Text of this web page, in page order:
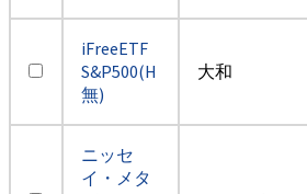
iFreeETF
S&P500(H
無)
大和
ニッセ
イ・メタ